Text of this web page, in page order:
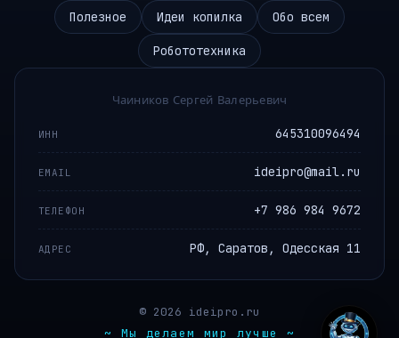
Полезное Идеи копилка Обо всем
Робототехника
Чаиников Сергей Валерьевич
ИНН 645310096494
EMAIL ideipro@mail.ru
ТЕЛЕФОН +7 986 984 9672
АДРЕС РФ, Саратов, Одесская 11
© 2026 ideipro.ru
~ Мы делаем мир лучше ~